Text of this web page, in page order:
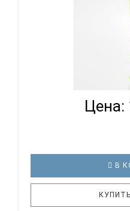
HOHNER B95084
Цена:
В